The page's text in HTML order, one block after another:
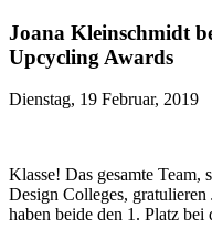
Joana Kleinschmidt
Upcycling Awards
Dienstag, 19 Februar, 2019
Klasse! Das gesamte Team,
Design Colleges, gratulieren
haben beide den 1. Platz